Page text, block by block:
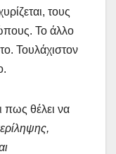
τους
Το άλλο
Τουλάχιστον
πως θέλει να